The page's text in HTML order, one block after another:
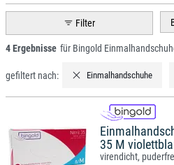
Filter
4 Ergebnisse für Bingold
gefiltert nach: Einmalhandschuhe
35 M
virendicht,